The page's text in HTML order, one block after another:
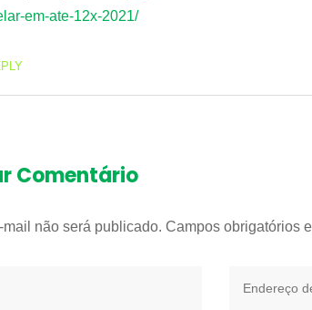
em-ate-12x-2021/
Comentário
não será publicado. Campos obrigatórios